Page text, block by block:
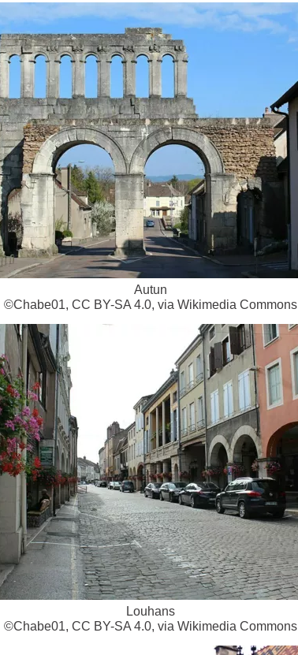
Autun
©Chabe01, CC BY-SA 4.0, via Wikimedia Commons
Louhans
©Chabe01, CC BY-SA 4.0, via Wikimedia Commons